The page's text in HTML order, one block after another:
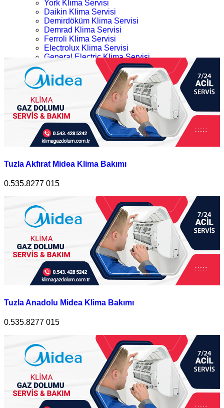
York Klima Servisi
Daikin Klima Servisi
Demirdöküm Klima Servisi
Demrad Klima Servisi
Ferroli Klima Servisi
Electrolux Klima Servisi
General Electric Klima Servisi
LG Klima Servisi
Midea Klima Servisi
Mitsubishi Klima Servisi
Profilo Klima Servisi
İletişim
Tuzla Midea Klima Bakımı
Ana Sayfa
Kategoriler
Tuzla Midea Klima Bakımı
Tuzla Akfırat Midea Klima Bakımı
0.535.8277 015
Tuzla Anadolu Midea Klima Bakımı
0.535.8277 015